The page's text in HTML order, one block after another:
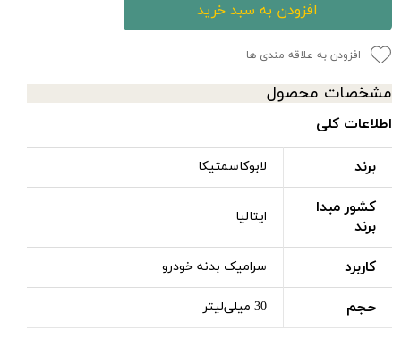
افزودن به سبد خرید
افزودن به علاقه مندی ها
مشخصات محصول
اطلاعات کلی
برند لابوکاسمتیکا
کشور مبدا
برند
ایتالیا
کاربرد سرامیک بدنه خودرو
حجم 30 میلی‌لیتر